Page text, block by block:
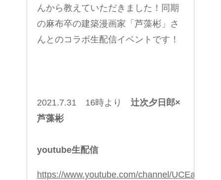
んから教えていただきました！同期
の麻布卒の建築漫画家「芦藻彬」さ
んとのコラボ生配信イベントです！
2021.7.31 16時より 辻次夕日郎×
芦藻彬
youtube生配信
https://www.youtube.com/channel/